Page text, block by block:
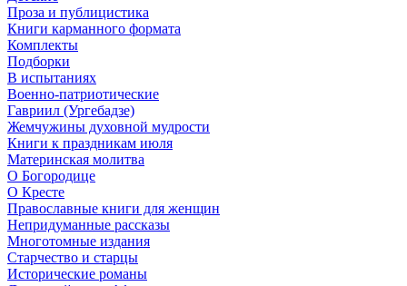
Проза и публицистика
Книги карманного формата
Комплекты
Подборки
В испытаниях
Военно-патриотические
Гавриил (Ургебадзе)
Жемчужины духовной мудрости
Книги к праздникам июля
Материнская молитва
О Богородице
О Кресте
Православные книги для женщин
Непридуманные рассказы
Многотомные издания
Старчество и старцы
Исторические романы